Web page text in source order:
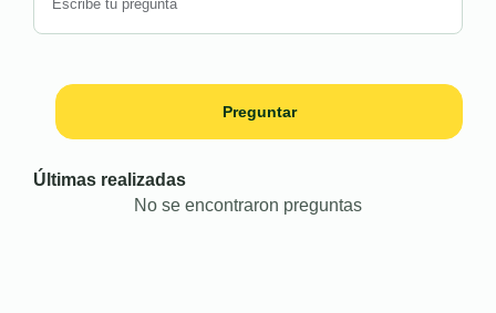
Preguntar
Últimas realizadas
No se encontraron preguntas